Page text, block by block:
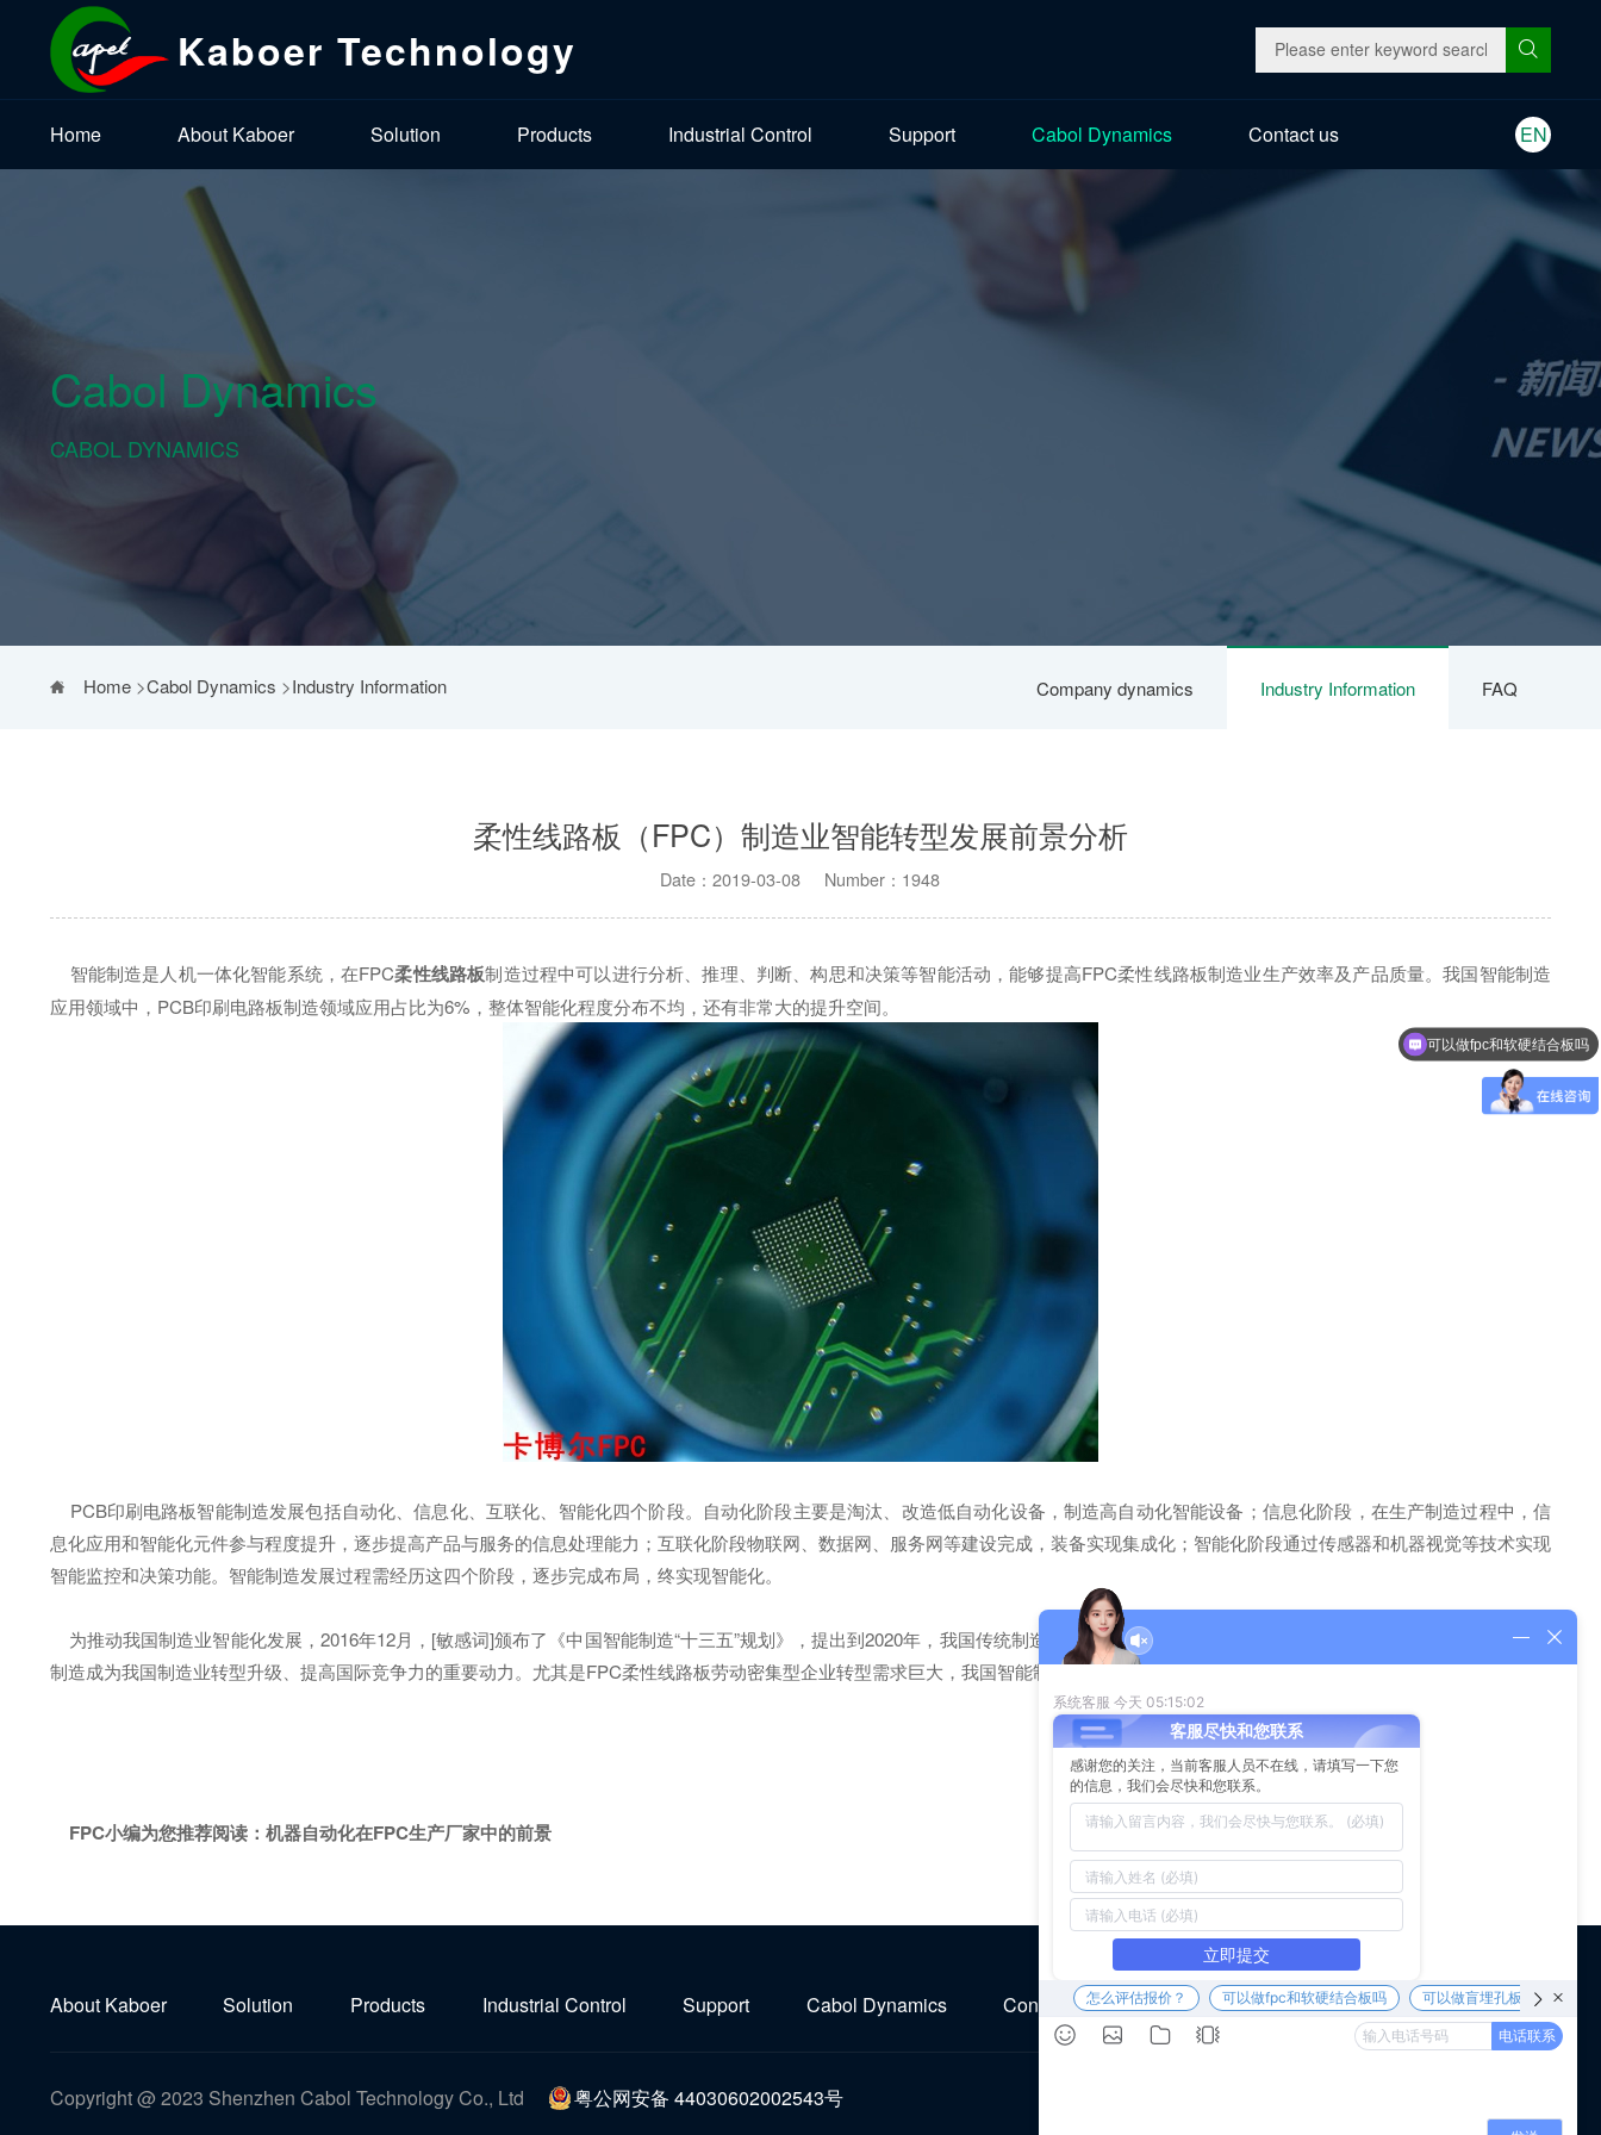
Kaboer Technology
Home About Kaboer Solution Products Industrial Control Support Cabol Dynamics Contact us EN
Cabol Dynamics
CABOL DYNAMICS
Company dynamics Industry Information FAQ
Home>Cabol Dynamics >Industry Information
柔性线路板（FPC）制造业智能转型发展前景分析
Date：2019-03-08 Number：1948
智能制造是人机一体化智能系统，在FPC柔性线路板制造过程中可以进行分析、推理、判断、构思和决策等智能活动，能够提高FPC柔性线路板制造业生产效率及产品质量。我国智能制造
应用领域中，PCB印刷电路板制造领域应用占比为6%，整体智能化程度分布不均，还有非常大的提升空间。
PCB印刷电路板智能制造发展包括自动化、信息化、互联化、智能化四个阶段。自动化阶段主要是淘汰、改造低自动化设备，制造高自动化智能设备；信息化阶段，在生产制造过程中，信
息化应用和智能化元件参与程度提升，逐步提高产品与服务的信息处理能力；互联化阶段物联网、数据网、服务网等建设完成，装备实现集成化；智能化阶段通过传感器和机器视觉等技术实现
智能监控和决策功能。智能制造发展过程需经历这四个阶段，逐步完成布局，终实现智能化。
为推动我国制造业智能化发展，2016年12月，[敏感词]颁布了《中国智能制造“十三五”规划》，提出到2020年，我国传统制造业将完成数字化改造，2025年重点企业将实现智能化转型。智能
制造成为我国制造业转型升级、提高国际竞争力的重要动力。尤其是FPC柔性线路板劳动密集型企业转型需求巨大，我国智能制造行业未来发展前景广阔。
FPC小编为您推荐阅读： 机器自动化在FPC生产厂家中的前景
About Kaboer Solution Products Industrial Control Support Cabol Dynamics Contact us
Copyright @ 2023 Shenzhen Cabol Technology Co., Ltd
粤公网安备 44030602002543号
WeChat
可以做盲埋孔板吗